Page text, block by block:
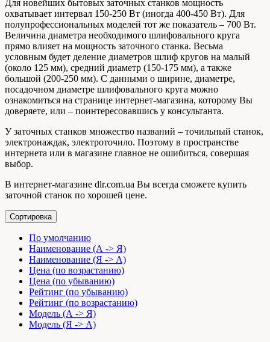
Для новейших бытовых заточных станков мощность
охватывает интервал 150-250 Вт (иногда 400-450 Вт). Для
полупрофессиональных моделей тот же показатель – 700 Вт.
Величина диаметра необходимого шлифовального круга
прямо влияет на мощность заточного станка. Весьма
условным будет деление диаметров шлиф кругов на малый
(около 125 мм), средний диаметр (150-175 мм), а также
большой (200-250 мм). С данными о ширине, диаметре,
посадочном диаметре шлифовального круга можно
ознакомиться на странице интернет-магазина, которому Вы
доверяете, или – поинтересовавшись у консультанта.
У заточных станков множество названий – точильный станок,
электронаждак, электроточило. Поэтому в пространстве
интернета или в магазине главное не ошибиться, совершая
выбор.
В интернет-магазине dlr.com.ua Вы всегда сможете купить
заточной станок по хорошей цене.
Сортировка
По умолчанию
Наименование (А -> Я)
Наименование (Я -> А)
Цена (по возрастанию)
Цена (по убыванию)
Рейтинг (по убыванию)
Рейтинг (по возрастанию)
Модель (А -> Я)
Модель (Я -> А)